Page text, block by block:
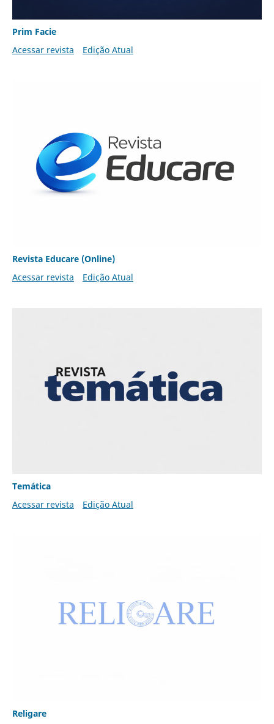
Prim Facie
Acessar revista
Edição Atual
Revista Educare (Online)
Acessar revista
Edição Atual
Temática
Acessar revista
Edição Atual
Religare